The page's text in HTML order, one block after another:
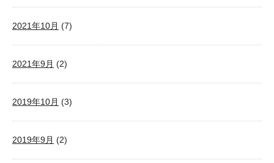
2021年10月 (7)
2021年9月 (2)
2019年10月 (3)
2019年9月 (2)